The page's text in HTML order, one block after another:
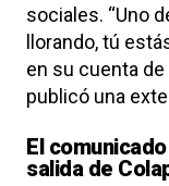
sociales. “Uno
llorando, tú
en su cuenta de
publicó una
El
salida de